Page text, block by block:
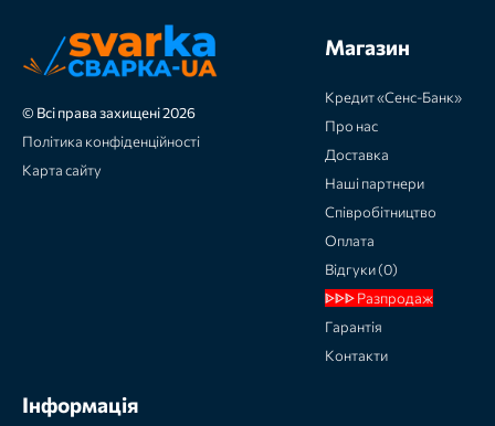
© Всі права захищені 2026
Політика конфіденційності
Карта сайту
Магазин
Кредит «Сенс-Банк»
Про нас
Доставка
Наші партнери
Співробітництво
Оплата
Відгуки (0)
ᐈᐈᐈ Разпродаж
Гарантія
Контакти
Інформація